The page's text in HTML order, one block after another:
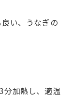
い、うなぎの
分加熱し、適温